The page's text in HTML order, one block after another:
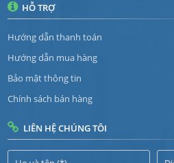
HỖ TRỢ
Hướng dẫn thanh toán
Hướng dẫn mua hàng
Bảo mật thông tin
Chính sách bán hàng
LIÊN HỆ CHÚNG TÔI